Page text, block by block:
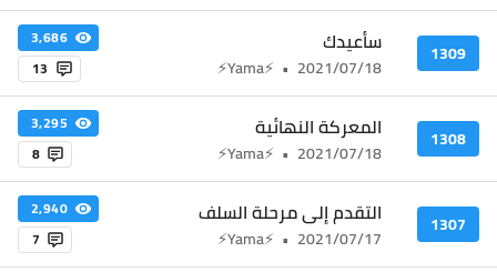
1309 سأعيدك
2021/07/18
•
⚡Yama⚡
3,686
13
1308 المعركة النهائية
2021/07/18
•
⚡Yama⚡
3,295
8
1307 التقدم إلى مرحلة السلف
2021/07/17
•
⚡Yama⚡
2,940
7